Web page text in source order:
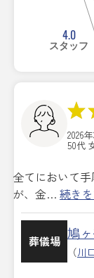
4.0
スタッフ
2026
50代
全てにおいて
が、金… 続き
葬儀場 鳩
（川